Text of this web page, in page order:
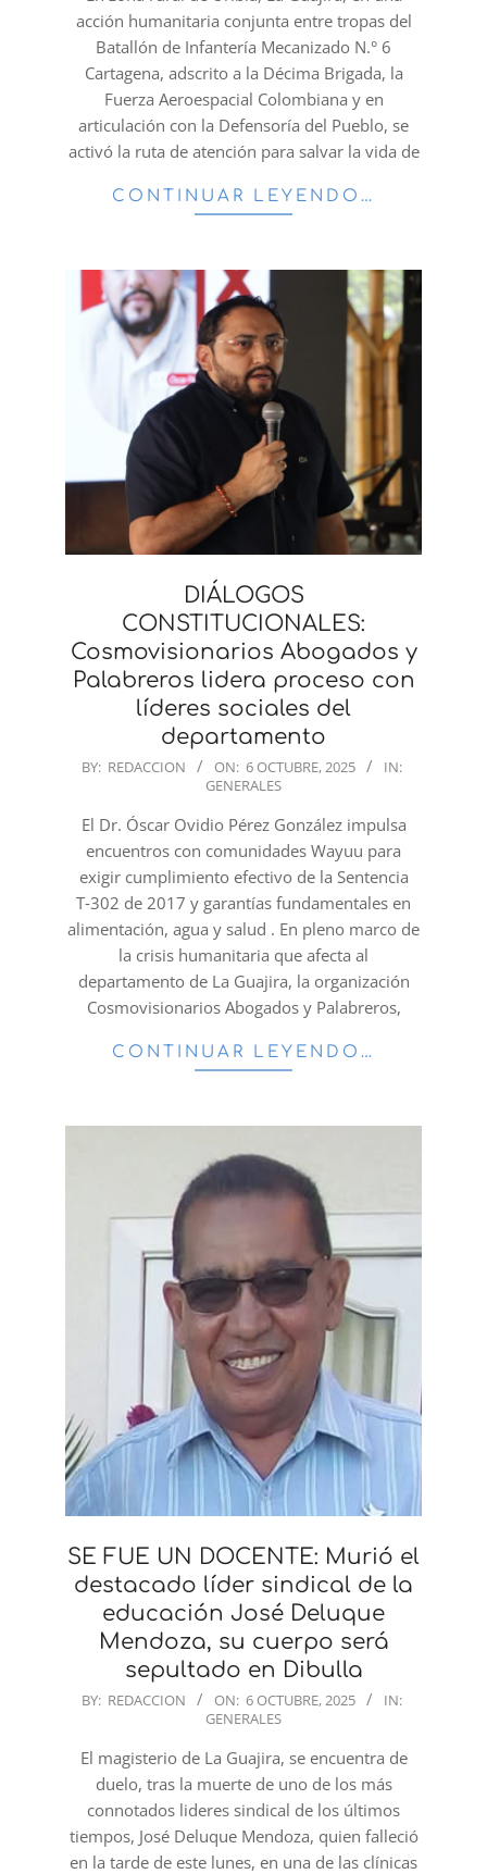
acción humanitaria conjunta entre tropas del
Batallón de Infantería Mecanizado N.° 6
Cartagena, adscrito a la Décima Brigada, la
Fuerza Aeroespacial Colombiana y en
articulación con la Defensoría del Pueblo, se
activó la ruta de atención para salvar la vida de
CONTINUAR LEYENDO…
DIÁLOGOS
CONSTITUCIONALES:
Cosmovisionarios Abogados y
Palabreros lidera proceso con
líderes sociales del
departamento
2025-
06
BY: REDACCION ON: 6 OCTUBRE, 2025
IN:
GENERALES
El Dr. Óscar Ovidio Pérez González impulsa
encuentros con comunidades Wayuu para
exigir cumplimiento efectivo de la Sentencia
T‑302 de 2017 y garantías fundamentales en
alimentación, agua y salud . En pleno marco de
la crisis humanitaria que afecta al
departamento de La Guajira, la organización
Cosmovisionarios Abogados y Palabreros,
CONTINUAR LEYENDO…
SE FUE UN DOCENTE: Murió el
destacado líder sindical de la
educación José Deluque
Mendoza, su cuerpo será
sepultado en Dibulla
2025-
06
BY: REDACCION ON: 6 OCTUBRE, 2025
IN:
GENERALES
El magisterio de La Guajira, se encuentra de
duelo, tras la muerte de uno de los más
connotados lideres sindical de los últimos
tiempos, José Deluque Mendoza, quien falleció
en la tarde de este lunes, en una de las clínicas